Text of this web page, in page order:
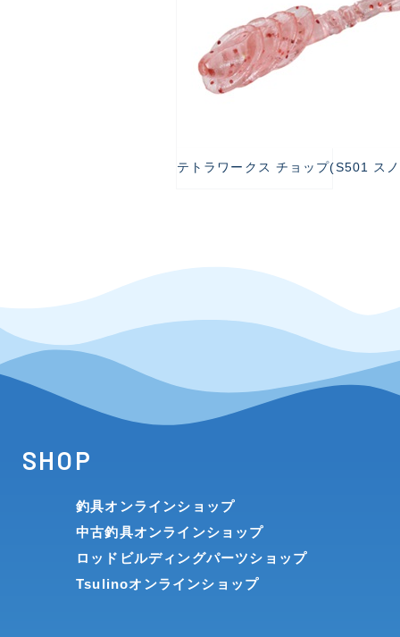
テトラワークス チョップ(S501 ス
SHOP
釣具オンラインショップ
中古釣具オンラインショップ
ロッドビルディングパーツショップ
Tsulinoオンラインショップ